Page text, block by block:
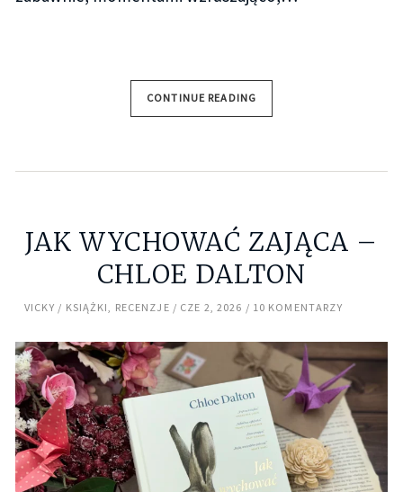
CONTINUE READING
JAK WYCHOWAĆ ZAJĄCA –
CHLOE DALTON
VICKY KSIĄŻKI RECENZJE CZE 2, 2026 10 KOMENTARZY